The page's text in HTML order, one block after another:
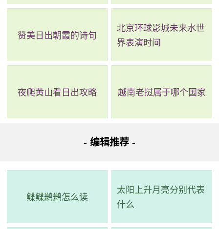
广商务专线4路（康王南路站
至 沙园站）->步行 -> 到达。
详细路线：从起点到步行933米；康王南路站乘广商务专
村(宝业路口)站）->步行 -> 到达。
详细路线：从起点到步行940米；康王南路站乘521路(石
赞美日出朝霞的诗句
北京环球影城未来水世
界表演时间
夜爬黄山看日出攻略 越南老挝属于哪个国家
- 编辑推荐 -
鲽鲽鹣鹣怎么读
太阳上升月亮分别代表
什么